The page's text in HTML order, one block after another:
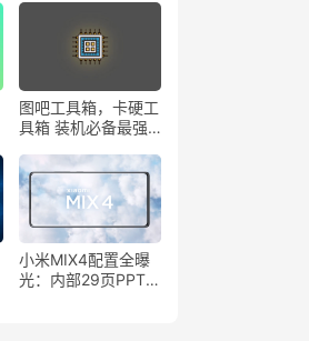
图吧工具箱，卡硬工
具箱 装机必备最强
小米MIX4配置全曝
光：内部29页PPT流